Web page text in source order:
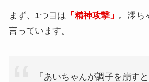
まず、1つ目は 「精神攻撃」 。澪ち
言っています。
「あいちゃんが調子を崩すと